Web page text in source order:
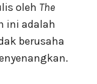
oleh The
ini adalah
berusaha